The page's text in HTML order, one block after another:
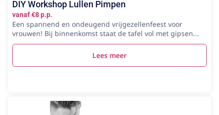
DIY Workshop Lullen Pimpen
vanaf €8 p.p.
Een spannend en ondeugend vrijgezellenfeest voor
vrouwen! Bij binnenkomst staat de tafel vol met gipsen...
Lees meer